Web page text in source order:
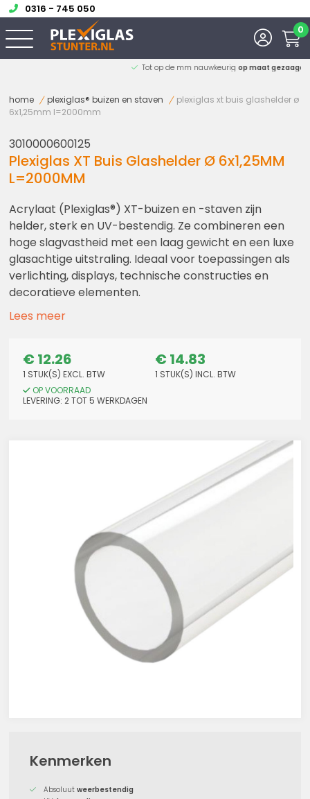
0316 - 745 050
0
Ruim 13 jaar ervaring
home plexiglas® buizen en staven
plexiglas xt buis glashelder ø
6x1,25mm l=2000mm
3010000600125
Plexiglas XT Buis Glashelder Ø 6x1,25MM
L=2000MM
Acrylaat (Plexiglas®) XT-buizen en -staven zijn
helder, sterk en UV-bestendig. Ze combineren een
hoge slagvastheid met een laag gewicht en een luxe
glasachtige uitstraling. Ideaal voor toepassingen als
verlichting, displays, technische constructies en
decoratieve elementen.
Lees meer
€ 12.26
1 STUK(S) EXCL. BTW
€ 14.83
1 STUK(S) INCL. BTW
OP VOORRAAD
LEVERING: 2 TOT 5 WERKDAGEN
Kenmerken
Absoluutweerbestendig